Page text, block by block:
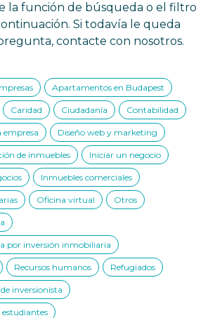
la función de búsqueda o el filtro
Si todavía le queda
contacte con nosotros.
Apartamentos en Budapest
Caridad Ciudadanía Contabilidad
empresa Diseño web y marketing
de inmuebles Iniciar un negocio
Inmuebles comerciales
Oficina virtual Otros
por inversión inmobiliaria
Recursos humanos Refugiados
inversionista